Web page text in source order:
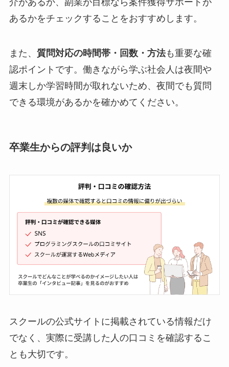
介があるか、副業が目標なら案件獲得サポートが
あるかをチェックすることをおすすめします。
また、 質問対応の時間帯・回数・方法も重要な確
認ポイントです。働きながら学ぶ社会人は夜間や
週末しか学習時間が取れないため、夜間でも質問
できる環境があるかを確かめてください。
卒業生からの評判は良いか
スクールの公式サイトに掲載されている情報だけ
でなく、実際に受講した人の口コミを確認するこ
とも大切です。